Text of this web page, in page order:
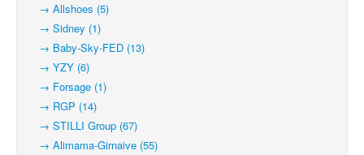
→ Allshoes (5)
→ Sidney (1)
→ Baby-Sky-FED (13)
→ YZY (6)
→ Forsage (1)
→ RGP (14)
→ STILLI Group (67)
→ Alimama-Girnaive (55)